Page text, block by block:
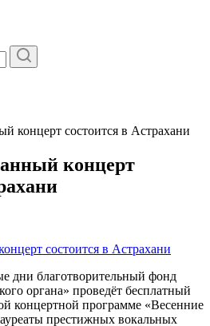
концерт состоится в Астрахани
концерт
дни благотворительный фонд
органа» проведёт бесплатный
концертной программе «Весенние
престижных вокальных